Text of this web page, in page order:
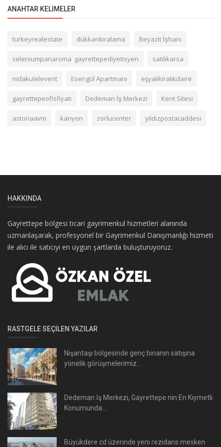
ANAHTAR KELIMELER
turkeyrealestate dükkankiralama Beyazit İşhanı
seleniumpanaroma gayrettepediyetisyen satılıkarsa
nidakulelevent Esengül Apartmanı eşyalıkiralıkdaire
gayrettepeofisfiyatı Dedeman İş Merkezi Kent Sitesi
astoriaavm kanyon zorlucenter yıldızpostacaddesi
HAKKINDA
Gayrettepe bölgesi ticari gayrimenkul hizmetleri alanında
uzmanlaşarak, profesyonel bir Gayrimenkul Danışmanlığı hizmeti
ile alıcı ile satıcıyı en uygun şartlarda buluşturuyoruz.
RASTGELE SEÇILEN YAZILAR
Nişantaşı bölgesinde genç binanın satışına
yönelik görüşmelerimiz...
Dedeman İş Merkezi, Gayrettepe nin En Kıymetli
Konumunda...
Büyükdere cd üzerinde yeni rezidans mesken